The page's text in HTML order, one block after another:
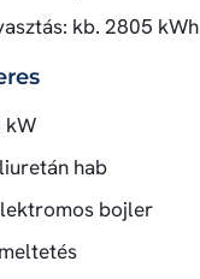
kb. 2805 kWh
kW
hab
bojler